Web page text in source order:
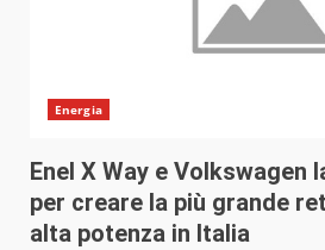
Energia
Enel X Way e Volkswagen
per creare la più grande
alta potenza in Italia